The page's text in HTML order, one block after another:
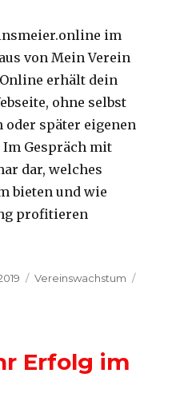
im
von Mein Verein
erhält dein
ohne selbst
oder später eigenen
Im Gespräch mit
dar, welches
bieten und wie
profitieren
kostenlos: Mein
Kategorien
Vereinswachstum
Erfolg im